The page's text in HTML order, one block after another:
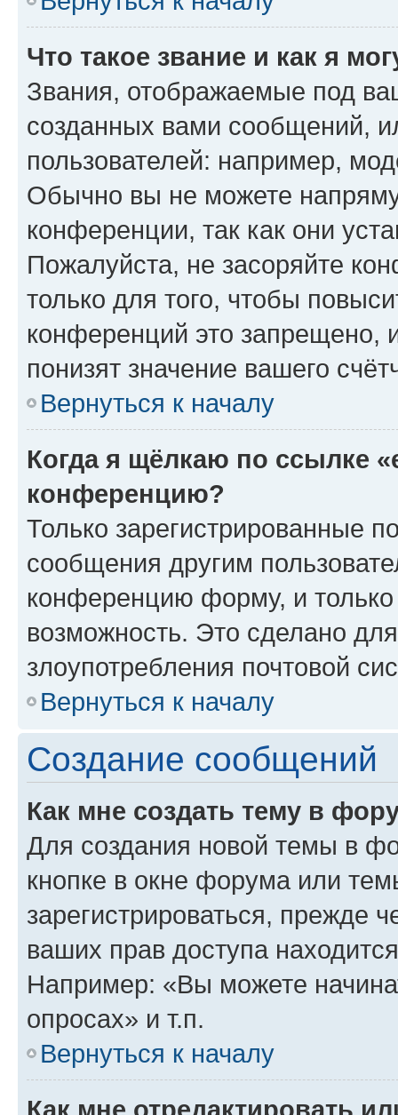
Что такое звание и как я
Звания, отображаемые под
созданных вами сообщений,
пользователей: например,
Обычно вы не можете
конференции, так как они
Пожалуйста, не засоряйте
только для того, чтобы
конференций это запрещено,
понизят значение вашего
Вернуться к началу
Когда я щёлкаю по ссылке
конференцию?
Только зарегистрированные
сообщения другим
конференцию форму, и
возможность. Это сделано
злоупотребления почтовой
Вернуться к началу
Создание сообщений
Как мне создать тему в
Для создания новой темы в
кнопке в окне форума или
зарегистрироваться, прежде
ваших прав доступа
Например: «Вы можете
опросах» и т.п.
Вернуться к началу
Как мне отредактировать